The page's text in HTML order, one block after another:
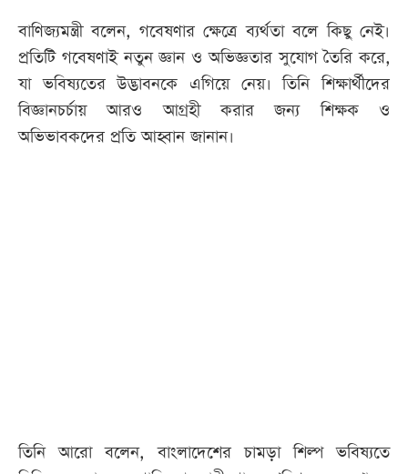
বাণিজ্যমন্ত্রী বলেন, গবেষণার ক্ষেত্রে ব্যর্থতা বলে কিছু নেই।
প্রতিটি গবেষণাই নতুন জ্ঞান ও অভিজ্ঞতার সুযোগ তৈরি করে,
যা ভবিষ্যতের উদ্ভাবনকে এগিয়ে নেয়। তিনি শিক্ষার্থীদের
বিজ্ঞানচর্চায় আরও আগ্রহী করার জন্য শিক্ষক ও
অভিভাবকদের প্রতি আহ্বান জানান।
তিনি আরো বলেন, বাংলাদেশের চামড়া শিল্প ভবিষ্যতে